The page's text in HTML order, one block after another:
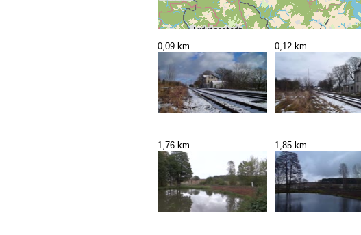
0,09 km 0,12 km
1,76 km 1,85 km